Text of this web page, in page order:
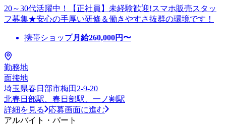
20～30代活躍中！【正社員】未経験歓迎!スマホ販売スタッ
フ募集★安心の手厚い研修＆働きやすさ抜群の環境です！
携帯ショップ月給260,000円〜
勤務地
面接地
埼玉県春日部市梅田2-9-20
北春日部駅、春日部駅、一ノ割駅
詳細を見る
応募画面に進む
アルバイト・パート